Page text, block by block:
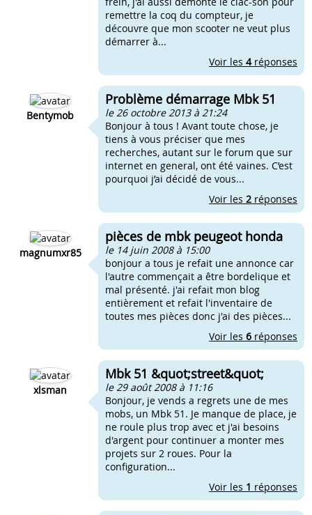
remettre la coq du compteur, je
découvre que mon scooter ne veut plus
démarrer à...
Voir les 4réponses
Bentymob
Problème démarrage Mbk 51
le 26 octobre 2013 à 21:24
Bonjour à tous ! Avant toute chose, je
tiens à vous préciser que mes
recherches, autant sur le forum que sur
internet en general, ont été vaines. C’est
pourquoi j’ai décidé de vous...
Voir les 2 réponses
magnumxr85
pièces de mbk peugeot honda
le 14 juin 2008 à 15:00
bonjour a tous je refait une annonce car
l'autre commençait a être bordelique et
mal présenté. j'ai refait mon blog
entièrement et refait l'inventaire de
toutes mes pièces donc j'ai des pièces...
Voir les 6 réponses
xlsman
Mbk 51 &quot;street&quot;
le 29 août 2008 à 11:16
Bonjour, je vends a regrets une de mes
mobs, un Mbk 51. Je manque de place, je
ne roule plus trop avec et j'ai besoins
d'argent pour continuer a monter mes
projets sur 2 roues. Pour la
configuration...
Voir les 1 réponses